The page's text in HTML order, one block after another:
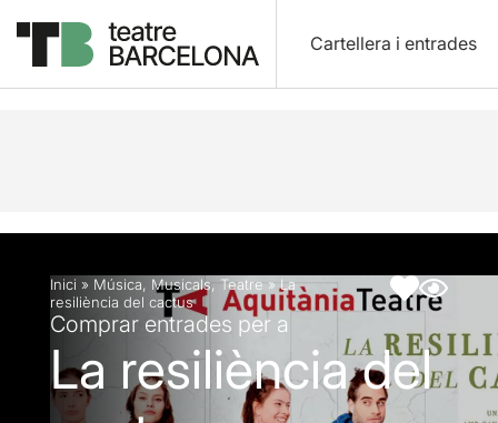
Cartellera i entrades
Descripció Fitxa artística
Inici » Música, Musicals, Teatre »La
resiliència del cactus
Comprar entrades per a
La resiliència del